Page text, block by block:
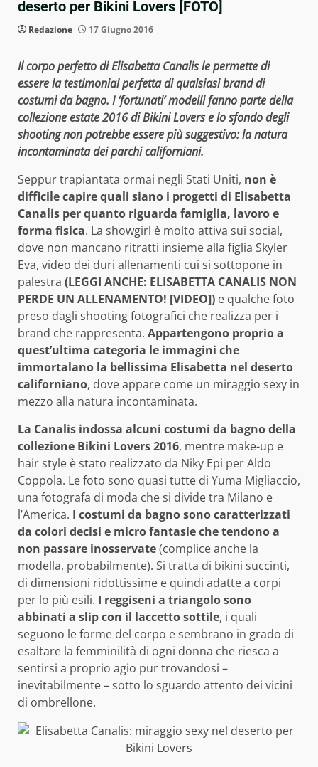
deserto per Bikini Lovers [FOTO]
Redazione 17 Giugno 2016
Il corpo perfetto di Elisabetta Canalis le permette di
essere la testimonial perfetta di qualsiasi brand di
costumi da bagno. I ‘fortunati’ modelli fanno parte della
collezione estate 2016 di Bikini Lovers e lo sfondo degli
shooting non potrebbe essere più suggestivo: la natura
incontaminata dei parchi californiani.
Seppur trapiantata ormai negli Stati Uniti, non è
difficile capire quali siano i progetti di Elisabetta
Canalis per quanto riguarda famiglia, lavoro e
forma fisica. La showgirl è molto attiva sui social,
dove non mancano ritratti insieme alla figlia Skyler
Eva, video dei duri allenamenti cui si sottopone in
palestra (LEGGI ANCHE: ELISABETTA CANALIS NON
PERDE UN ALLENAMENTO! [VIDEO]) e qualche foto
preso dagli shooting fotografici che realizza per i
brand che rappresenta. Appartengono proprio a
quest’ultima categoria le immagini che
immortalano la bellissima Elisabetta nel deserto
californiano, dove appare come un miraggio sexy in
mezzo alla natura incontaminata.
La Canalis indossa alcuni costumi da bagno della
collezione Bikini Lovers 2016, mentre make-up e
hair style è stato realizzato da Niky Epi per Aldo
Coppola. Le foto sono quasi tutte di Yuma Migliaccio,
una fotografa di moda che si divide tra Milano e
l’America. I costumi da bagno sono caratterizzati
da colori decisi e micro fantasie che tendono a
non passare inosservate(complice anche la
modella, probabilmente). Si tratta di bikini succinti,
di dimensioni ridottissime e quindi adatte a corpi
per lo più esili. I reggiseni a triangolo sono
abbinati a slip con il laccetto sottile, i quali
seguono le forme del corpo e sembrano in grado di
esaltare la femminilità di ogni donna che riesca a
sentirsi a proprio agio pur trovandosi –
inevitabilmente – sotto lo sguardo attento dei vicini
di ombrellone.